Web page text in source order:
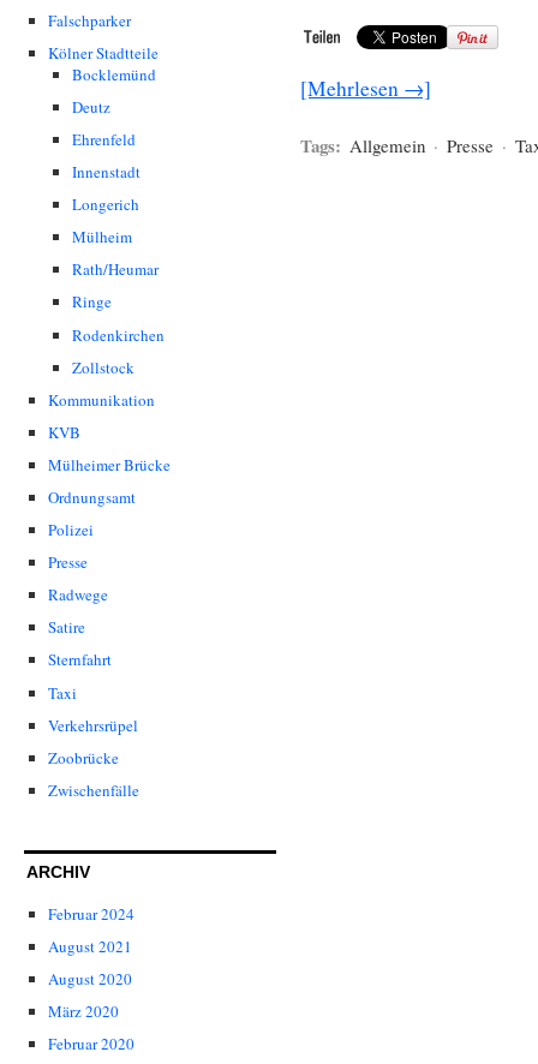
Falschparker
Kölner Stadtteile
Bocklemünd
Deutz
Ehrenfeld
Innenstadt
Longerich
Mülheim
Rath/Heumar
Ringe
Rodenkirchen
Zollstock
Kommunikation
KVB
Mülheimer Brücke
Ordnungsamt
Polizei
Presse
Radwege
Satire
Sternfahrt
Taxi
Verkehrsrüpel
Zoobrücke
Zwischenfälle
ARCHIV
Februar 2024
August 2021
August 2020
März 2020
Februar 2020
[Mehrlesen →]
Tags: Allgemein · Presse ·